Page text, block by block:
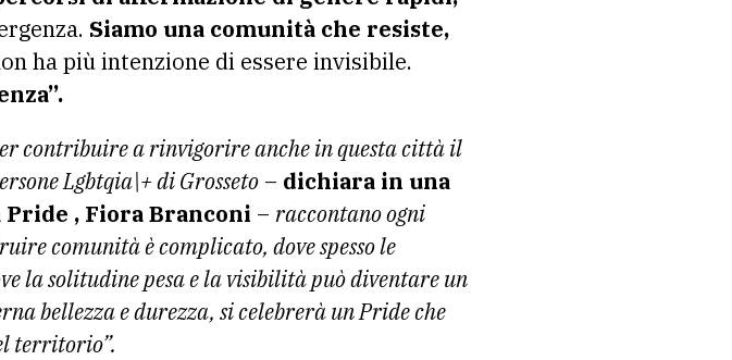
Siamo una comunità che resiste,
ha più intenzione di essere invisibile.
contribuire a rinvigorire anche in questa città il
Lgbtqia\+ di Grosseto – dichiara in una
, Fiora Branconi – raccontano ogni
comunità è complicato, dove spesso le
la solitudine pesa e la visibilità può diventare un
bellezza e durezza, si celebrerà un Pride che
territorio”.